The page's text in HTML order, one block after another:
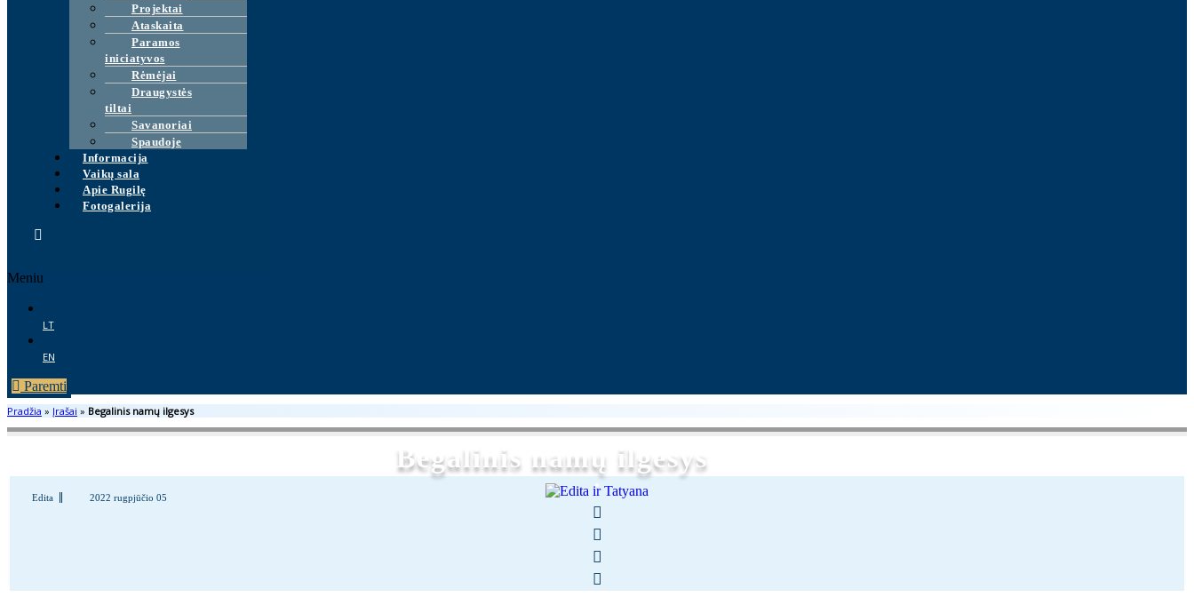
Projektai
Ataskaita
Paramos
iniciatyvos
Rėmėjai
Draugystės
tiltai
Savanoriai
Spaudoje
Informacija
Vaikų sala
Apie Rugilę
Fotogalerija
Meniu
LT
EN
Paremti
Pradžia » Įrašai » Begalinis namų ilgesys
Begalinis namų ilgesys
Edita 2022 rugpjūčio 05